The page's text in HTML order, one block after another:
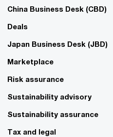
China Business Desk (CBD)
Deals
Japan Business Desk (JBD)
Marketplace
Risk assurance
Sustainability advisory
Sustainability assurance
Tax and legal